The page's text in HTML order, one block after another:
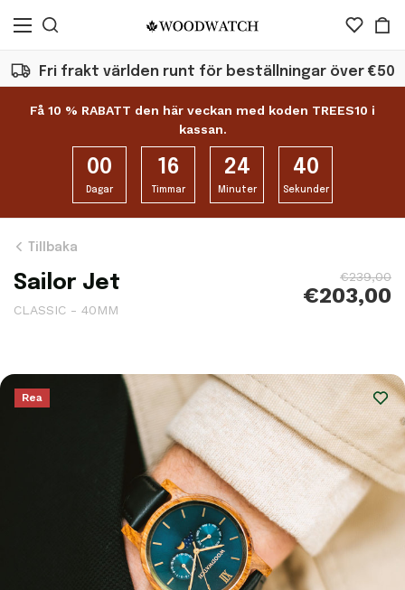
Fri frakt världen runt för beställningar över €50
Få 10 % RABATT den här veckan med koden TREES10 i
kassan.
00
Dagar
16
Timmar
24
Minuter
38
Sekunder
Tillbaka
Sailor Jet
CLASSIC - 40MM
€239,00
€203,00
Rea